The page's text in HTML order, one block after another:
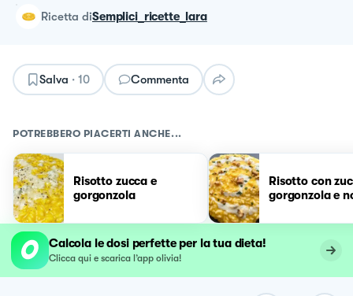
ricetta diSemplici_ricette_lara
Salva · 10 Commenta
POTREBBERO PIACERTI ANCHE...
Risotto zucca e
gorgonzola
Risotto con
gorgonzola e
Calcola le dosi perfette per la tua dieta!
Clicca qui e scarica l’app olivia!